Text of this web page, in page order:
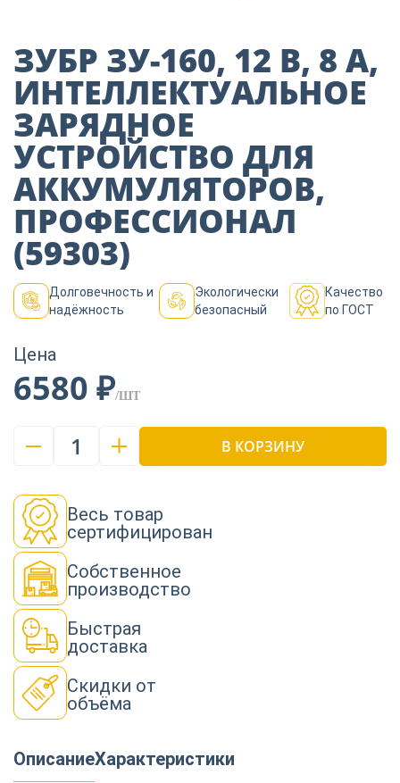
Декор
Изоляция
Инструменты
Продукция из
дерева
ЗУБР ЗУ-160, 12 В, 8 А,
ИНТЕЛЛЕКТУАЛЬНОЕ
ЗАРЯДНОЕ
УСТРОЙСТВО ДЛЯ
АККУМУЛЯТОРОВ,
ПРОФЕССИОНАЛ
(59303)
Долговечность и
надёжность
Экологически
безопасный
Качество
по ГОСТ
Цена
6580 ₽/ШТ
1 В КОРЗИНУ
Весь товар
сертифицирован
Собственное
производство
Быстрая
доставка
Скидки от
объёма
ОписаниеХарактеристики